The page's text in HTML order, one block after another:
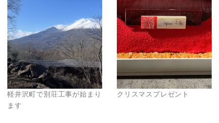
軽井沢町で別荘工事が始まり
ます
クリスマスプレゼント